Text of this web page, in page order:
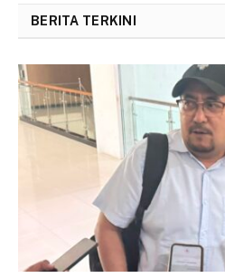
BERITA TERKINI